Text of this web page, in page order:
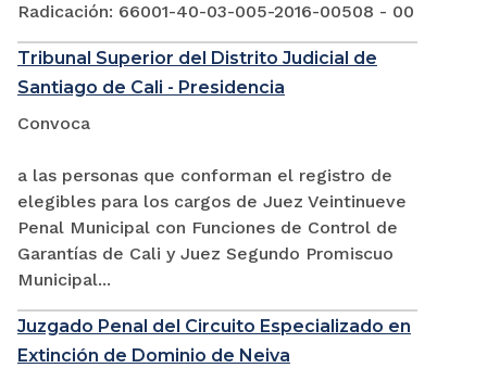
Radicación: 66001-40-03-005-2016-00508 - 00
Tribunal Superior del Distrito Judicial de
Santiago de Cali - Presidencia
Convoca
a las personas que conforman el registro de
elegibles para los cargos de Juez Veintinueve
Penal Municipal con Funciones de Control de
Garantías de Cali y Juez Segundo Promiscuo
Municipal...
Juzgado Penal del Circuito Especializado en
Extinción de Dominio de Neiva